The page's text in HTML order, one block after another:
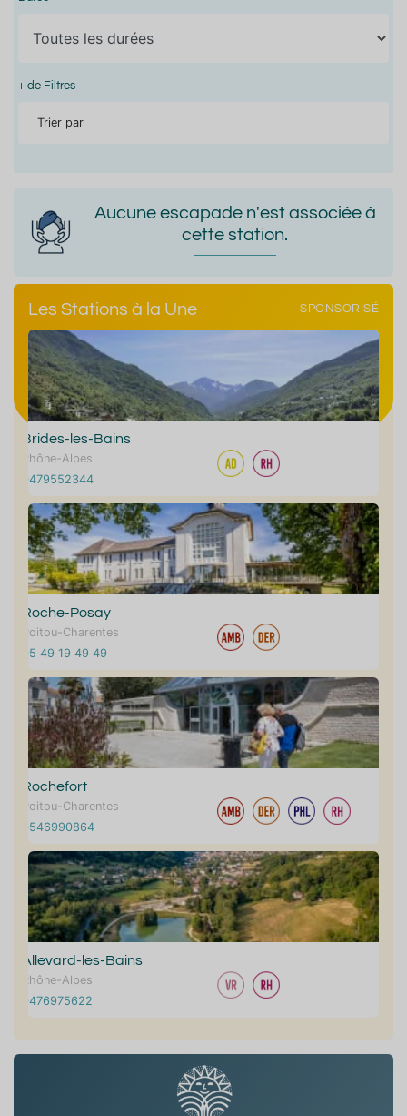
+ de Filtres
Trier par
Aucune escapade n'est associée à
cette station.
Les Stations à la Une SPONSORISÉ
Brides-les-Bains
Rhône-Alpes
0479552344
Roche-Posay
Poitou-Charentes
05 49 19 49 49
Rochefort
Poitou-Charentes
0546990864
Allevard-les-Bains
Rhône-Alpes
0476975622